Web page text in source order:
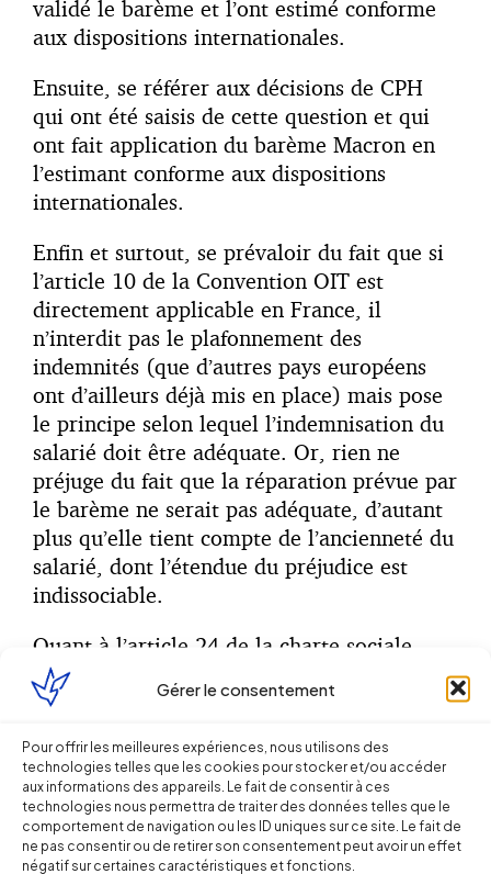
Gérer le consentement
Pour offrir les meilleures expériences, nous utilisons des
technologies telles que les cookies pour stocker et/ou accéder
aux informations des appareils. Le fait de consentir à ces
technologies nous permettra de traiter des données telles que le
comportement de navigation ou les ID uniques sur ce site. Le fait de
ne pas consentir ou de retirer son consentement peut avoir un effet
négatif sur certaines caractéristiques et fonctions.
validé le barème et l’ont estimé conforme
aux dispositions internationales.
Ensuite, se référer aux décisions de CPH
qui ont été saisis de cette question et qui
ont fait application du barème Macron en
l’estimant conforme aux dispositions
internationales.
Enfin et surtout, se prévaloir du fait que si
l’article 10 de la Convention OIT est
directement applicable en France, il
n’interdit pas le plafonnement des
indemnités (que d’autres pays européens
ont d’ailleurs déjà mis en place) mais pose
le principe selon lequel l’indemnisation du
salarié doit être adéquate. Or, rien ne
préjuge du fait que la réparation prévue par
le barème ne serait pas adéquate, d’autant
plus qu’elle tient compte de l’ancienneté du
salarié, dont l’étendue du préjudice est
indissociable.
Quant à l’article 24 de la charte sociale
européenne, son applicabilité directe en
droit français est sujette à de très
Reste à la Cour de cassation de trancher la
question.
En tout état de cause, cette fronde des CPH